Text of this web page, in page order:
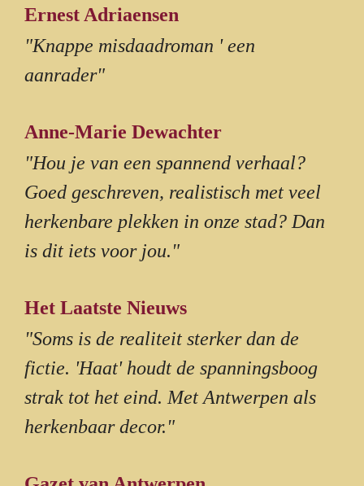
Ernest Adriaensen
"Knappe misdaadroman ' een
aanrader"
Anne-Marie Dewachter
"Hou je van een spannend verhaal?
Goed geschreven, realistisch met veel
herkenbare plekken in onze stad? Dan
is dit iets voor jou."
Het Laatste Nieuws
"Soms is de realiteit sterker dan de
fictie. 'Haat' houdt de spanningsboog
strak tot het eind. Met Antwerpen als
herkenbaar decor."